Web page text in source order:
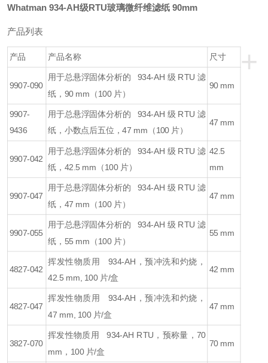
Whatman 934-AH级RTU玻璃微纤维滤纸 90mm
产品列表
+
产品 产品名称 尺寸
9907-090
用于总悬浮固体分析的 934-AH 级 RTU 滤
纸，90 mm（100 片）
90 mm
9907-
9436
用于总悬浮固体分析的 934-AH 级 RTU 滤
纸，小数点后五位，47 mm（100 片）
47 mm
9907-042
用于总悬浮固体分析的 934-AH 级 RTU 滤
纸，42.5 mm（100 片）
42.5
mm
9907-047
用于总悬浮固体分析的 934-AH 级 RTU 滤
纸，47 mm（100 片）
47 mm
9907-055
用于总悬浮固体分析的 934-AH 级 RTU 滤
纸，55 mm（100 片）
55 mm
4827-042
挥发性物质用 934-AH，预冲洗和灼烧，
42.5 mm, 100 片/盒
42 mm
4827-047
挥发性物质用 934-AH，预冲洗和灼烧，
47 mm, 100 片/盒
47 mm
3827-070
挥发性物质用 934-AH RTU，预称量，70
mm，100 片/盒
70 mm